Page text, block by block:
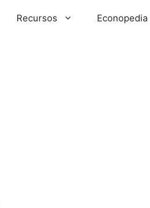
Recursos Econopedia